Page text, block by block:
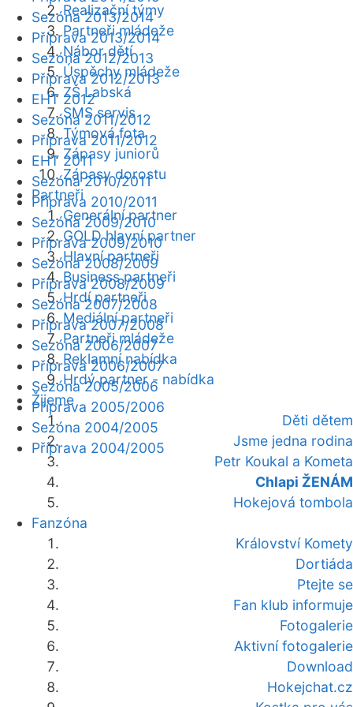
Realizační týmy
Partneři mládeže
Nábor dětí
Úspěchy mládeže
ZŠ Labská
SMS servis
Týmová fota
Zápasy juniorů
Zápasy dorostu
Partneři
Generální partner
GOLD hlavní partner
Hlavní partneři
Business partneři
Hrdí partneři
Mediální partneři
Partneři mládeže
Reklamní nabídka
Hrdý partner - nabídka
Žijeme
Děti dětem
Jsme jedna rodina
Petr Koukal a Kometa
Chlapi ŽENÁM
Hokejová tombola
Fanzóna
Království Komety
Dortiáda
Ptejte se
Fan klub informuje
Fotogalerie
Aktivní fotogalerie
Download
Hokejchat.cz
Sezóna 2013/2014
Příprava 2013/2014
Sezóna 2012/2013
Příprava 2012/2013
EHT 2012
Sezóna 2011/2012
Příprava 2011/2012
EHT 2011
Sezóna 2010/2011
Příprava 2010/2011
Sezóna 2009/2010
Příprava 2009/2010
Sezóna 2008/2009
Příprava 2008/2009
Sezóna 2007/2008
Příprava 2007/2008
Sezóna 2006/2007
Příprava 2006/2007
Sezóna 2005/2006
Příprava 2005/2006
Sezóna 2004/2005
Příprava 2004/2005